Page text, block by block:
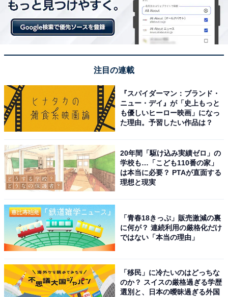
注目の連載
『スパイダーマン：ブランド・
ニュー・デイ』が「史上もっと
も優しいヒーロー映画」になっ
た理由。予習したい作品は？
20年間「駆け込み実績ゼロ」の
学校も…「こども110番の家」
は本当に必要？ PTAが直面する
理想と現実
「青春18きっぷ」販売激減の裏
に何が？ 連続利用の厳格化だけ
ではない「本当の理由」
「移民」に冷たいのはどっちな
のか？ スイスの厳格過ぎる学歴
選別と、日本の曖昧過ぎる外国